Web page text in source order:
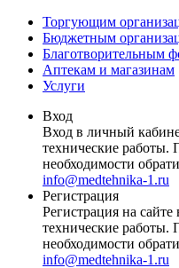
Торгующим
Бюджетным
Благотворительным
Аптекам и магазинам
Услуги
Вход
Вход в личный
технические
необходимости
info@medtehnika-1.ru
Регистрация
Регистрация на
технические
необходимости
info@medtehnika-1.ru